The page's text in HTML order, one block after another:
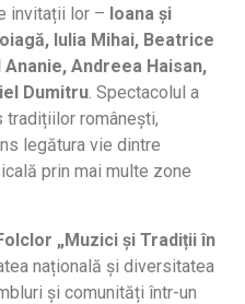
invitații lor – Ioana și
Iulia Mihai, Beatrice
Andreea Haisan,
Dumitru. Spectacolul a
tradițiilor românești,
legătura vie dintre
prin mai multe zone
„Muzici și Tradiții în
națională și diversitatea
și comunități într-un